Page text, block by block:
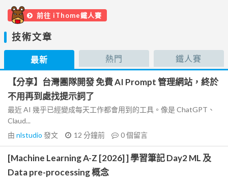
前往 iThome鐵人賽
技術文章
最新 熱門 鐵人賽
【分享】台灣團隊開發 免費 AI Prompt 管理網站，終於
不用再到處找提示詞了
最近 AI 幾乎已經變成每天工作都會用到的工具。像是 ChatGPT、
Claud...
由 nlstudio 發文 12 分鐘前 0個留言
[Machine Learning A-Z [2026] ] 學習筆記 Day2 ML 及
Data pre-processing 概念